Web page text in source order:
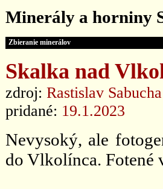
Minerály a horniny
Zbieranie minerálov
Skalka nad
zdroj: Rastislav Sabucha
pridané: 19.1.2023
Nevysoký, ale
do Vlkolínca. Fotené